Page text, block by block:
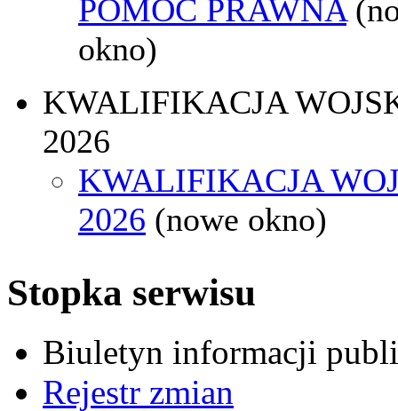
POMOC PRAWNA
okno)
KWALIFIKACJA
2026
KWALIFIKACJA
2026 (nowe okno)
Stopka serwisu
Biuletyn informacji
Rejestr zmian